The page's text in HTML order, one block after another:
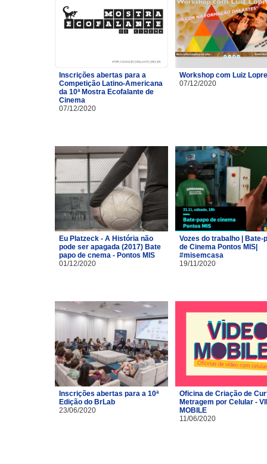
Inscrições abertas para a
Competição Latino-Americana
da 10ª Mostra Ecofalante de
Cinema
07/12/2020
Workshop com Luiz
07/12/2020
Eu Platzeck - A História não
pode ser apagada (2017) Bate
papo de cnema - Pontos MIS
01/12/2020
Vozes do trabalho | Bate-
de Cinema Pontos MIS|
#misemcasa
19/11/2020
Inscrições abertas para a 10ª
Edição do BrLab
23/06/2020
Oficina de Criação de
Metragem por Celular -
MOBILE
11/06/2020